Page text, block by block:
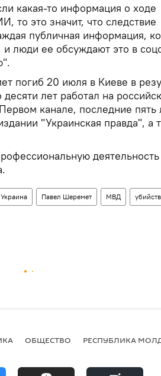
какая-то информация о ходе
то это значит, что следствие
публичная информация,
и люди ее обсуждают это в
погиб 20 июля в Киеве в
лет работал на
канале, последние пять
"Украинская правда", а
деятельность
Украина Павел Шеремет МВД
ОБЩЕСТВО РЕСПУБЛИКА